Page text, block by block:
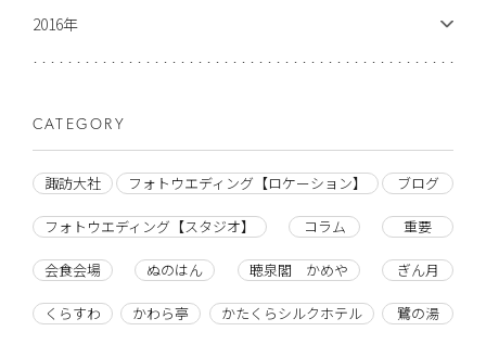
2016年
CATEGORY
諏訪大社 フォトウエディング【ロケーション】 ブログ
フォトウエディング【スタジオ】 コラム 重要
会食会場 ぬのはん 聴泉閣 かめや ぎん月
くらすわ かわら亭 かたくらシルクホテル 鷺の湯